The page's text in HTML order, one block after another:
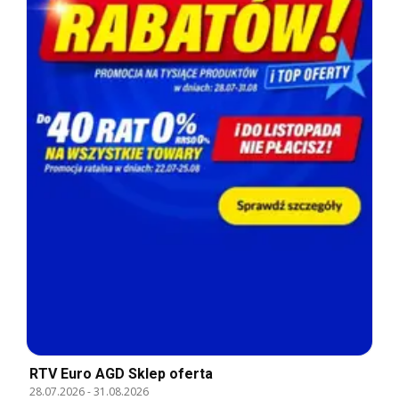
RTV Euro AGD Sklep oferta
28.07.2026-31.08.2026